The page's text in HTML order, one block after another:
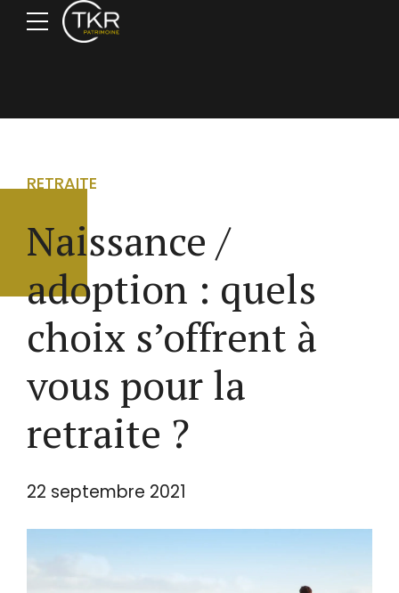
RETRAITE
Naissance /
adoption : quels
choix s’offrent à
vous pour la
retraite ?
22 septembre 2021